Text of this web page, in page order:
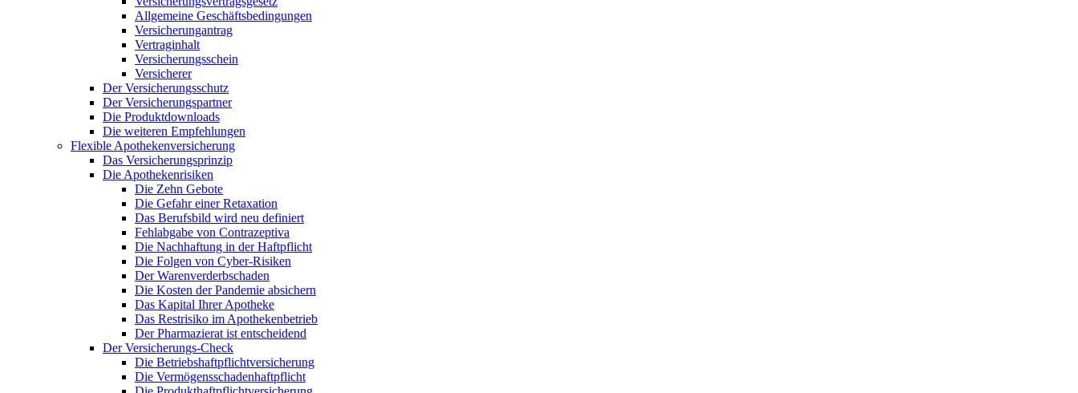
Allgemeine Geschäftsbedingungen
Versicherungantrag
Vertraginhalt
Versicherungsschein
Versicherer
Der Versicherungsschutz
Der Versicherungspartner
Die Produktdownloads
Die weiteren Empfehlungen
Flexible Apothekenversicherung
Das Versicherungsprinzip
Die Apothekenrisiken
Die Zehn Gebote
Die Gefahr einer Retaxation
Das Berufsbild wird neu definiert
Fehlabgabe von Contrazeptiva
Die Nachhaftung in der Haftpflicht
Die Folgen von Cyber-Risiken
Der Warenverderbschaden
Die Kosten der Pandemie absichern
Das Kapital Ihrer Apotheke
Das Restrisiko im Apothekenbetrieb
Der Pharmazierat ist entscheidend
Der Versicherungs-Check
Die Betriebshaftpflichtversicherung
Die Vermögensschadenhaftpflicht